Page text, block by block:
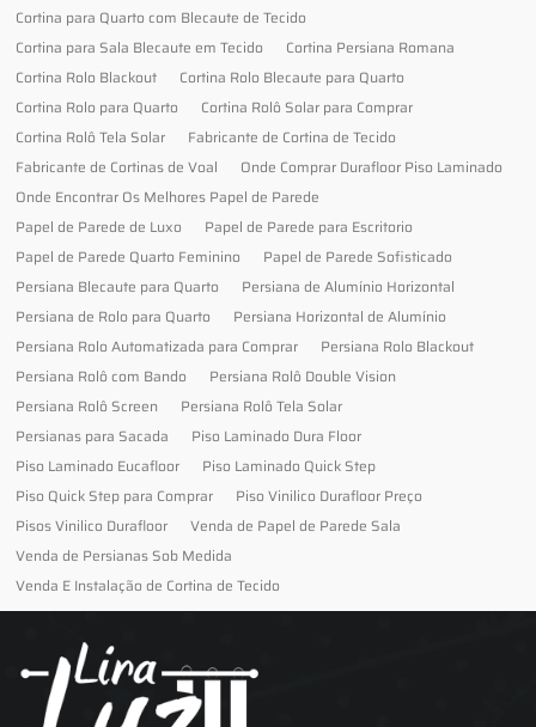
Cortina para Quarto com Blecaute de Tecido
Cortina para Sala Blecaute em Tecido
Cortina Persiana Romana
Cortina Rolo Blackout
Cortina Rolo Blecaute para Quarto
Cortina Rolo para Quarto
Cortina Rolô Solar para Comprar
Cortina Rolô Tela Solar
Fabricante de Cortina de Tecido
Fabricante de Cortinas de Voal
Onde Comprar Durafloor Piso Laminado
Onde Encontrar Os Melhores Papel de Parede
Papel de Parede de Luxo
Papel de Parede para Escritorio
Papel de Parede Quarto Feminino
Papel de Parede Sofisticado
Persiana Blecaute para Quarto
Persiana de Alumínio Horizontal
Persiana de Rolo para Quarto
Persiana Horizontal de Alumínio
Persiana Rolo Automatizada para Comprar
Persiana Rolo Blackout
Persiana Rolô com Bando
Persiana Rolô Double Vision
Persiana Rolô Screen
Persiana Rolô Tela Solar
Persianas para Sacada
Piso Laminado Dura Floor
Piso Laminado Eucafloor
Piso Laminado Quick Step
Piso Quick Step para Comprar
Piso Vinilico Durafloor Preço
Pisos Vinilico Durafloor
Venda de Papel de Parede Sala
Venda de Persianas Sob Medida
Venda E Instalação de Cortina de Tecido